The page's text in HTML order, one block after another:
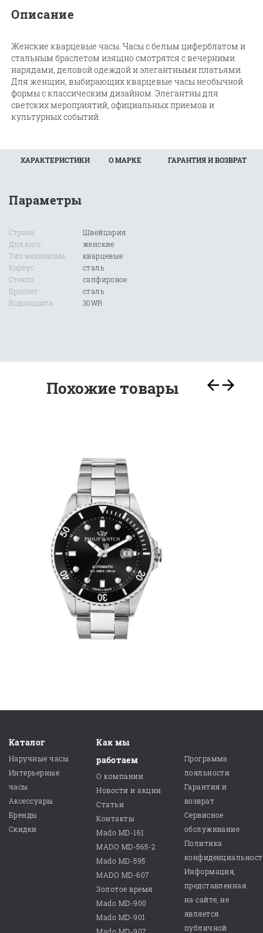
Описание
Женские кварцевые часы. Часы с белым циферблатом и
стальным браслетом изящно смотрятся с вечерними
нарядами, деловой одеждой и элегантными платьями.
Для женщин, выбирающих кварцевые часы необычной
формы с классическим дизайном. Элегантны для
светских мероприятий, официальных приемов и
культурных событий.
ХАРАКТЕРИСТИКИ О МАРКЕ ГАРАНТИЯ И ВОЗВРАТ
Параметры
Страна
Для кого:
Тип механизма
Корпус
Стекло
Браслет
Водозащита
Швейцария
женские
кварцевые
сталь
сапфировое
сталь
30WR
Похожие товары
Каталог
Наручные часы
Интерьерные
часы
Аксессуары
Бренды
Скидки
Как мы
работаем
О компании
Новости и акции
Статьи
Контакты
Mado MD-161
MADO MD-565-2
Mado MD-595
MADO MD-607
Золотое время
Mado MD-900
Mado MD-901
Программа
лояльности
Гарантия и
возврат
Сервисное
обслуживание
Политика
Информация,
представленная
на сайте, не
является
публичной